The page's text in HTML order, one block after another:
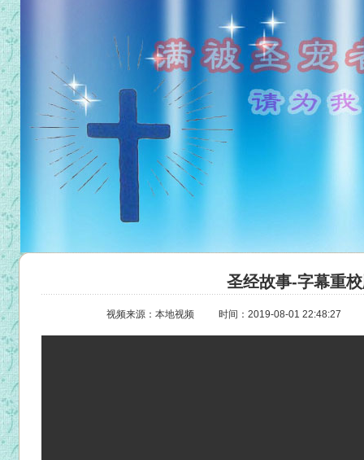
圣经故事-字幕重
视频来源：本地视频 时间：2019-08-01 22:48:27